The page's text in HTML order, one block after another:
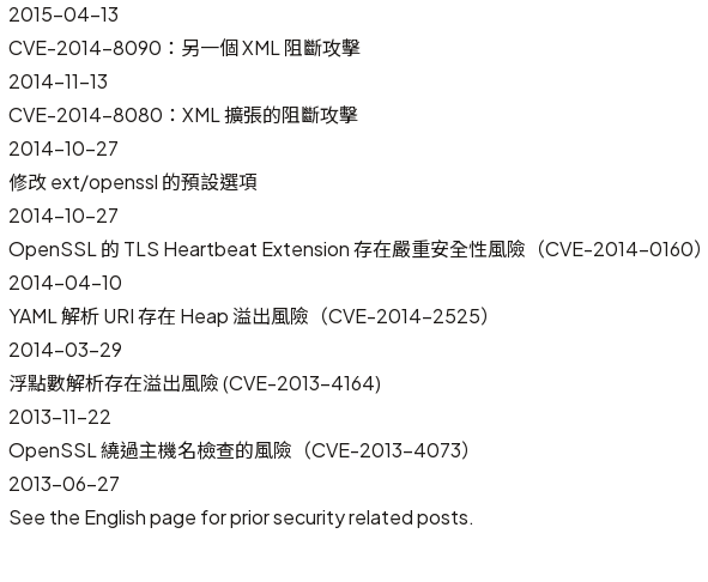
2015-04-13
CVE-2014-8090：另一個 XML 阻斷攻擊
2014-11-13
CVE-2014-8080：XML 擴張的阻斷攻擊
2014-10-27
修改 ext/openssl 的預設選項
2014-10-27
OpenSSL 的 TLS Heartbeat Extension 存在嚴重安全性風險（CVE-2014-0160）
2014-04-10
YAML 解析 URI 存在 Heap 溢出風險（CVE-2014-2525）
2014-03-29
浮點數解析存在溢出風險 (CVE-2013-4164)
2013-11-22
OpenSSL 繞過主機名檢查的風險（CVE-2013-4073）
2013-06-27
See the English page for prior security related posts.